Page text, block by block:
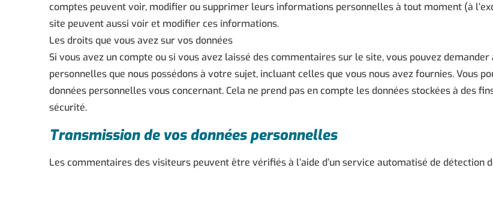
comptes peuvent voir, modifier ou supprimer leurs informations personnelles à tout moment (à
site peuvent aussi voir et modifier ces informations.
Les droits que vous avez sur vos données
Si vous avez un compte ou si vous avez laissé des commentaires sur le site, vous pouvez
personnelles que nous possédons à votre sujet, incluant celles que vous nous avez fournies. Vous
données personnelles vous concernant. Cela ne prend pas en compte les données stockées à des
sécurité.
Transmission de vos données personnelles
Les commentaires des visiteurs peuvent être vérifiés à l’aide d’un service automatisé de détection